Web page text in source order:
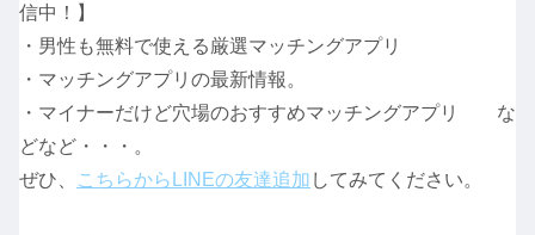
信中！】
・男性も無料で使える厳選マッチングアプリ
・マッチングアプリの最新情報。
・マイナーだけど穴場のおすすめマッチングアプリ な
どなど・・・。
ぜひ、
こちらからLINEの友達追加 してみてください。